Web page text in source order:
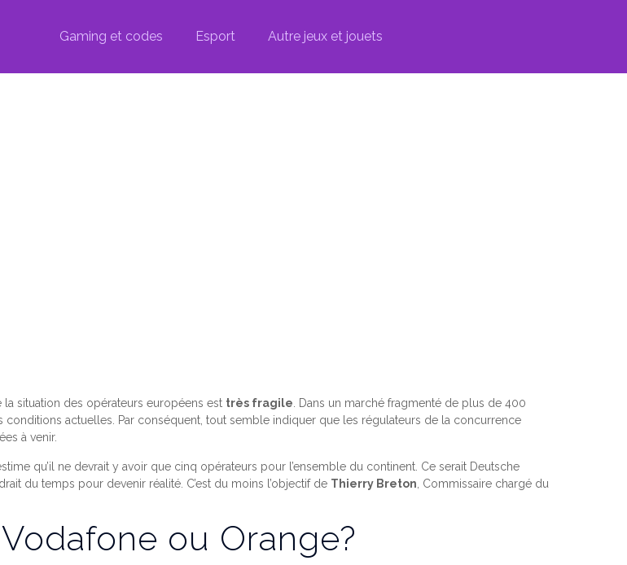
Gaming et codes Esport Autre jeux et jouets
la situation des opérateurs européens est très fragile . Dans un marché fragmenté de plus de 400
actuelles. Par conséquent, tout semble indiquer que les régulateurs de la concurrence
à venir.
qu’il ne devrait y avoir que cinq opérateurs pour l’ensemble du continent. Ce serait Deutsche
du temps pour devenir réalité. C’est du moins l’objectif de Thierry Breton , Commissaire chargé du
ou Orange?